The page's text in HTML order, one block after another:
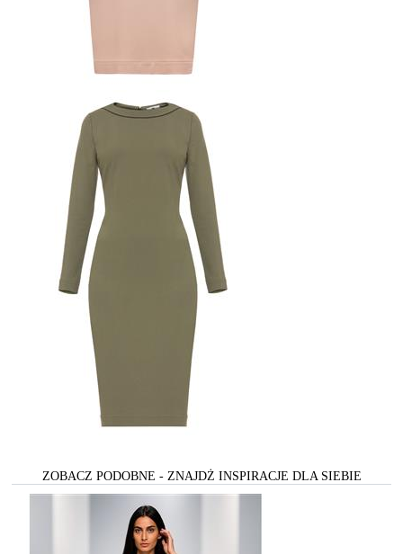
ZOBACZ PODOBNE - ZNAJDŻ INSPIRACJE DLA SIEBIE